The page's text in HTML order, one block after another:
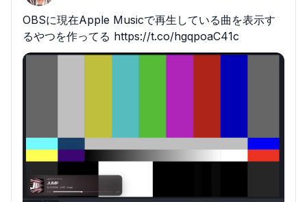
OBSに現在Apple Musicで再生している曲を表示す
るやつを作ってる https://t.co/hgqpoaC41c